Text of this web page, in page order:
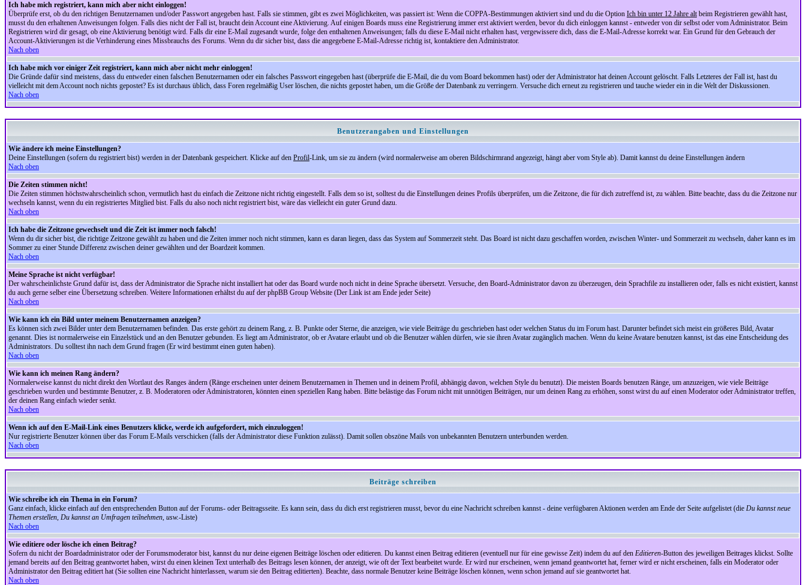
Ich habe mich registriert, kann mich aber nicht einloggen!
Überprüfe erst, ob du den richtigen Benutzernamen und/oder Passwort angegeben hast. Falls sie stimmen, gibt es zwei Möglichkeiten, was passiert ist: Wenn die COPPA-Bestimmungen aktiviert sind und du die Option Ich bin unter 12 Jahre altbeim Registrieren gewählt hast,
musst du den erhaltenen Anweisungen folgen. Falls dies nicht der Fall ist, braucht dein Account eine Aktivierung. Auf einigen Boards muss eine Registrierung immer erst aktiviert werden, bevor du dich einloggen kannst - entweder von dir selbst oder vom Administrator. Beim
Registrieren wird dir gesagt, ob eine Aktivierung benötigt wird. Falls dir eine E-Mail zugesandt wurde, folge den enthaltenen Anweisungen; falls du diese E-Mail nicht erhalten hast, vergewissere dich, dass die E-Mail-Adresse korrekt war. Ein Grund für den Gebrauch der
Account-Aktivierungen ist die Verhinderung eines Missbrauchs des Forums. Wenn du dir sicher bist, dass die angegebene E-Mail-Adresse richtig ist, kontaktiere den Administrator.
Nach oben
Ich habe mich vor einiger Zeit registriert, kann mich aber nicht mehr einloggen!
Die Gründe dafür sind meistens, dass du entweder einen falschen Benutzernamen oder ein falsches Passwort eingegeben hast (überprüfe die E-Mail, die du vom Board bekommen hast) oder der Administrator hat deinen Account gelöscht. Falls Letzteres der Fall ist, hast du
vielleicht mit dem Account noch nichts gepostet? Es ist durchaus üblich, dass Foren regelmäßig User löschen, die nichts gepostet haben, um die Größe der Datenbank zu verringern. Versuche dich erneut zu registrieren und tauche wieder ein in die Welt der Diskussionen.
Nach oben
Benutzerangaben und Einstellungen
Wie ändere ich meine Einstellungen?
Deine Einstellungen (sofern du registriert bist) werden in der Datenbank gespeichert. Klicke auf den Profil-Link, um sie zu ändern (wird normalerweise am oberen Bildschirmrand angezeigt, hängt aber vom Style ab). Damit kannst du deine Einstellungen ändern
Nach oben
Die Zeiten stimmen nicht!
Die Zeiten stimmen höchstwahrscheinlich schon, vermutlich hast du einfach die Zeitzone nicht richtig eingestellt. Falls dem so ist, solltest du die Einstellungen deines Profils überprüfen, um die Zeitzone, die für dich zutreffend ist, zu wählen. Bitte beachte, dass du die Zeitzone nur
wechseln kannst, wenn du ein registriertes Mitglied bist. Falls du also noch nicht registriert bist, wäre das vielleicht ein guter Grund dazu.
Nach oben
Ich habe die Zeitzone gewechselt und die Zeit ist immer noch falsch!
Wenn du dir sicher bist, die richtige Zeitzone gewählt zu haben und die Zeiten immer noch nicht stimmen, kann es daran liegen, dass das System auf Sommerzeit steht. Das Board ist nicht dazu geschaffen worden, zwischen Winter- und Sommerzeit zu wechseln, daher kann es im
Sommer zu einer Stunde Differenz zwischen deiner gewählten und der Boardzeit kommen.
Nach oben
Meine Sprache ist nicht verfügbar!
Der wahrscheinlichste Grund dafür ist, dass der Administrator die Sprache nicht installiert hat oder das Board wurde noch nicht in deine Sprache übersetzt. Versuche, den Board-Administrator davon zu überzeugen, dein Sprachfile zu installieren oder, falls es nicht existiert, kannst
du auch gerne selber eine Übersetzung schreiben. Weitere Informationen erhältst du auf der phpBB Group Website (Der Link ist am Ende jeder Seite)
Nach oben
Wie kann ich ein Bild unter meinem Benutzernamen anzeigen?
Es können sich zwei Bilder unter dem Benutzernamen befinden. Das erste gehört zu deinem Rang, z. B. Punkte oder Sterne, die anzeigen, wie viele Beiträge du geschrieben hast oder welchen Status du im Forum hast. Darunter befindet sich meist ein größeres Bild, Avatar
genannt. Dies ist normalerweise ein Einzelstück und an den Benutzer gebunden. Es liegt am Administrator, ob er Avatare erlaubt und ob die Benutzer wählen dürfen, wie sie ihren Avatar zugänglich machen. Wenn du keine Avatare benutzen kannst, ist das eine Entscheidung des
Administrators. Du solltest ihn nach dem Grund fragen (Er wird bestimmt einen guten haben).
Nach oben
Wie kann ich meinen Rang ändern?
Normalerweise kannst du nicht direkt den Wortlaut des Ranges ändern (Ränge erscheinen unter deinem Benutzernamen in Themen und in deinem Profil, abhängig davon, welchen Style du benutzt). Die meisten Boards benutzen Ränge, um anzuzeigen, wie viele Beiträge
geschrieben wurden und bestimmte Benutzer, z. B. Moderatoren oder Administratoren, könnten einen speziellen Rang haben. Bitte belästige das Forum nicht mit unnötigen Beiträgen, nur um deinen Rang zu erhöhen, sonst wirst du auf einen Moderator oder Administrator treffen,
der deinen Rang einfach wieder senkt.
Nach oben
Wenn ich auf den E-Mail-Link eines Benutzers klicke, werde ich aufgefordert, mich einzuloggen!
Nur registrierte Benutzer können über das Forum E-Mails verschicken (falls der Administrator diese Funktion zulässt). Damit sollen obszöne Mails von unbekannten Benutzern unterbunden werden.
Nach oben
Beiträge schreiben
Wie schreibe ich ein Thema in ein Forum?
Ganz einfach, klicke einfach auf den entsprechenden Button auf der Forums- oder Beitragsseite. Es kann sein, dass du dich erst registrieren musst, bevor du eine Nachricht schreiben kannst - deine verfügbaren Aktionen werden am Ende der Seite aufgelistet (die Du kannst neue
Themen erstellen, Du kannst an Umfragen teilnehmen, usw.-Liste)
Nach oben
Wie editiere oder lösche ich einen Beitrag?
Sofern du nicht der Boardadministrator oder der Forumsmoderator bist, kannst du nur deine eigenen Beiträge löschen oder editieren. Du kannst einen Beitrag editieren (eventuell nur für eine gewisse Zeit) indem du auf den Editieren-Button des jeweiligen Beitrages klickst. Sollte
jemand bereits auf den Beitrag geantwortet haben, wirst du einen kleinen Text unterhalb des Beitrags lesen können, der anzeigt, wie oft der Text bearbeitet wurde. Er wird nur erscheinen, wenn jemand geantwortet hat, ferner wird er nicht erscheinen, falls ein Moderator oder
Administrator den Beitrag editiert hat (Sie sollten eine Nachricht hinterlassen, warum sie den Beitrag editierten). Beachte, dass normale Benutzer keine Beiträge löschen können, wenn schon jemand auf sie geantwortet hat.
Nach oben